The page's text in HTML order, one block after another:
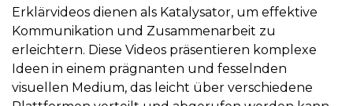
Erklärvideos dienen als Katalysator, um effektive
Kommunikation und Zusammenarbeit zu
erleichtern. Diese Videos präsentieren komplexe
Ideen in einem prägnanten und fesselnden
visuellen Medium, das leicht über verschiedene